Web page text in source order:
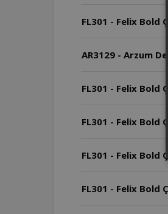
FL301 - Felix Bold
AR3129 - Arzum
FL301 - Felix Bold
FL301 - Felix Bold
FL301 - Felix Bold
FL301 - Felix Bold